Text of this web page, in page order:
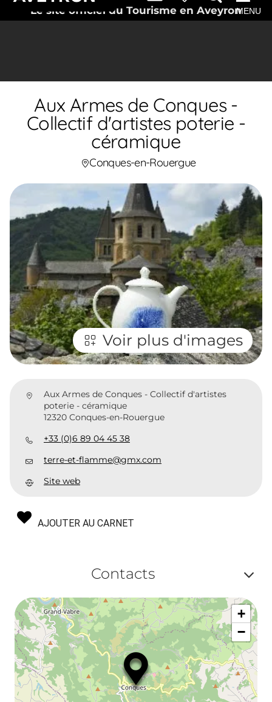
Le site officiel du Tourisme en AveyronMENU
Aux Armes de Conques -
Collectif d'artistes poterie -
céramique
Conques-en-Rouergue
Voir plus d'images
Aux Armes de Conques - Collectif d'artistes
poterie - céramique
12320 Conques-en-Rouergue
+33 (0)6 89 04 45 38
terre-et-flamme@gmx.com
Site web
AJOUTER AU CARNET
Contacts
ou
+
−